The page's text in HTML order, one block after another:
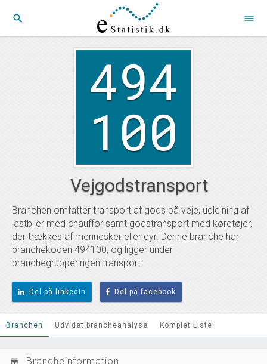
search menu
494
100
Vejgodstransport
Branchen omfatter transport af gods på veje, udlejning af
lastbiler med chauffør samt godstransport med køretøjer,
der trækkes af mennesker eller dyr. Denne branche har
branchekoden 494100, og ligger under
branchegrupperingen transport.
Del på linkedIn Del på facebook
Branchen Udvidet brancheanalyse Komplet Liste
store_mall_directory Brancheinformation